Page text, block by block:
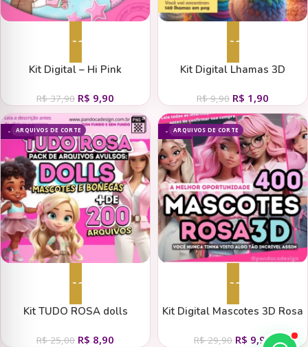
Adicionar ao carrinho
Kit Digital – Hi Pink
R$37,90 R$ 9,90
Adicionar ao carrinho
Kit Digital Lhamas 3D
R$9,90 R$ 1,90
ARQUIVOS DE CORTE
- 64%
Adicionar ao carrinho
Kit TUDO ROSA dolls
R$25,00 R$ 8,90
ARQUIVOS DE CORTE
- 67%
Adicionar ao carrinho
Kit Digital Mascotes 3D Rosa
R$29,90 R$ 9,90